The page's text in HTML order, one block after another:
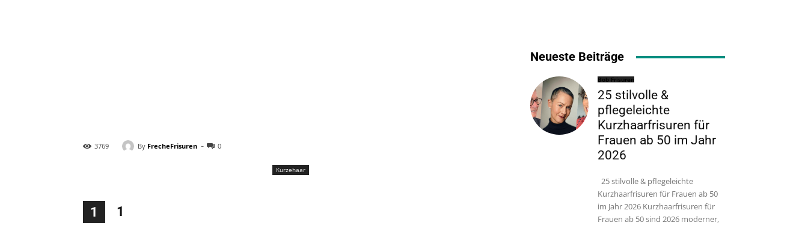
3769 By FrecheFrisuren - 0
Kurzehaar
1 1
Neueste Beiträge
Bob Frisuren
25 stilvolle &
pflegeleichte
Kurzhaarfrisuren für
Frauen ab 50 im Jahr
2026
25 stilvolle & pflegeleichte
Kurzhaarfrisuren für Frauen ab 50
im Jahr 2026 Kurzhaarfrisuren für
Frauen ab 50 sind 2026 moderner,